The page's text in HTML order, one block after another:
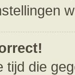
tijd die